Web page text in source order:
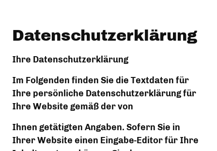
Datenschutzerklärung
Ihre Datenschutzerklärung
Im Folgenden finden Sie die Textdaten für
Ihre persönliche Datenschutzerklärung für
Ihre Website gemäß der von
Ihnen getätigten Angaben. Sofern Sie in
Ihrer Website einen Eingabe-Editor für Ihre